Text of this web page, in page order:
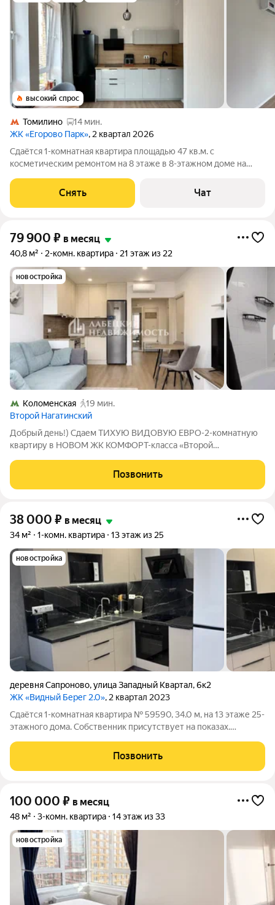
высокий спрос
Томилино
14 мин.
ЖК «Егорово Парк», 2 квартал 2026
Сдаётся 1-комнатная квартира площадью 47 кв.м. с
косметическим ремонтом на 8 этаже в 8-этажном доме на
Холодильник Посудомоечная машина Кондиционер
Микроволновка Окна выходят во двор. В
Снять Чат
79 900 ₽ в месяц
40,8 м² 2-комн. квартира 21 этаж из 22
новостройка
Коломенская
19 мин.
Второй Нагатинский
Добрый день!) Сдаем ТИХУЮ ВИДОВУЮ ЕВРО-2-комнатную
квартиру в НОВОМ ЖК КОМФОРТ-класса «Второй
фотографии соответствуют действительности.
Позвонить
38 000 ₽ в месяц
34 м² 1-комн. квартира 13 этаж из 25
новостройка
деревня Сапроново,улица Западный Квартал,6к2
ЖК «Видный Берег 2.0», 2 квартал 2023
Сдаётся 1-комнатная квартира № 59590, 34.0 м, на 13 этаже 25-
этажного дома. Собственник присутствует на показах.
оплачиваются отдельно. По условиям проживания: можно с
детьми, можно с питомцами. Из
Позвонить
100 000 ₽ в месяц
48 м² 3-комн. квартира 14 этаж из 33
новостройка